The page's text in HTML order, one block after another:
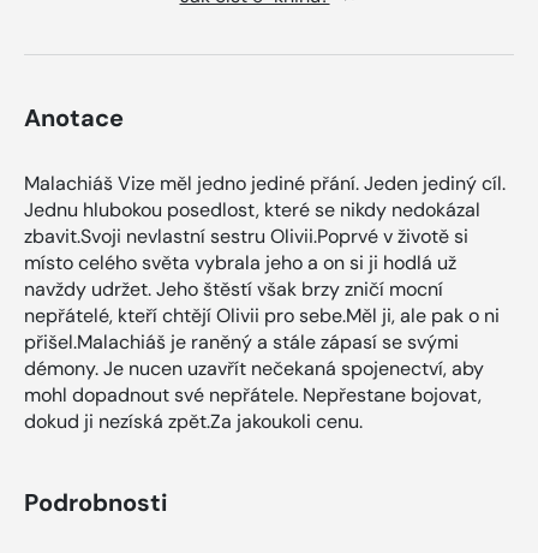
Anotace
Malachiáš Vize měl jedno jediné přání. Jeden jediný cíl.
Jednu hlubokou posedlost, které se nikdy nedokázal
zbavit.Svoji nevlastní sestru Olivii.Poprvé v životě si
místo celého světa vybrala jeho a on si ji hodlá už
navždy udržet. Jeho štěstí však brzy zničí mocní
nepřátelé, kteří chtějí Olivii pro sebe.Měl ji, ale pak o ni
přišel.Malachiáš je raněný a stále zápasí se svými
démony. Je nucen uzavřít nečekaná spojenectví, aby
mohl dopadnout své nepřátele. Nepřestane bojovat,
dokud ji nezíská zpět.Za jakoukoli cenu.
Podrobnosti